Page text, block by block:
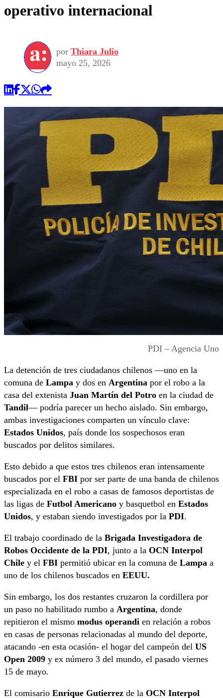
operativo internacional
por Thiara Julio
mayo 25, 2026
PDI – Agencia Uno
La detención de tres ciudadanos chilenos —uno en la
comuna de Lampa y dos en Argentina por el robo a la
casa del extenista Juan Martín del Potro en la ciudad de
Tandil— podría parecer un hecho aislado. Sin embargo,
ambas investigaciones comparten un vínculo clave:
Estados Unidos, país donde los sospechosos eran
buscados por delitos similares.
Esto debido a que estos tres chilenos eran intensamente
buscados por el FBI por ser parte de una banda de chilenos
especializada en el robo a casas de famosos deportistas de
las ligas de Futbol Americano y basquetbol en Estados
Unidos, y estaban siendo investigados por la PDI.
El trabajo coordinado de la Brigada Investigadora de
Robos Occidente de la PDI, junto a la OCN Interpol
Chile y el FBI permitió ubicar en la comuna de Lampa a
uno de los chilenos buscados en EEUU.
Sin embargo, los dos restantes cruzaron la cordillera por
un paso no habilitado rumbo a Argentina, donde
repitieron el mismo modus operandi en relación a robos
en casas de personas relacionadas al mundo del deporte,
atacando -en esta ocasión- el hogar del campeón del US
Open 2009 y ex número 3 del mundo, el pasado viernes
15 de mayo.
El comisario Enrique Gutierrez de la OCN Interpol